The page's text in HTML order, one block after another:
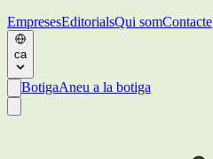
EmpresesEditorialsQui somContacte
ca
BotigaAneu a la botiga